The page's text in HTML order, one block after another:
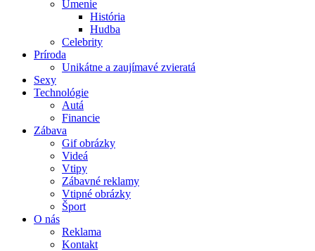
Umenie
História
Hudba
Celebrity
Príroda
Unikátne a zaujímavé zvieratá
Sexy
Technológie
Autá
Financie
Zábava
Gif obrázky
Videá
Vtipy
Zábavné reklamy
Vtipné obrázky
Šport
O nás
Reklama
Kontakt